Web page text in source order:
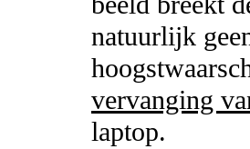
natuurlijk
vervanging
laptop.